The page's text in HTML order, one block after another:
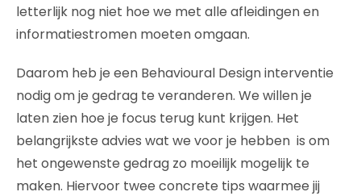
letterlijk nog niet hoe we met alle afleidingen en
informatiestromen moeten omgaan.
Daarom heb je een Behavioural Design interventie
nodig om je gedrag te veranderen. We willen je
laten zien hoe je focus terug kunt krijgen. Het
belangrijkste advies wat we voor je hebben is om
het ongewenste gedrag zo moeilijk mogelijk te
maken. Hiervoor twee concrete tips waarmee jij